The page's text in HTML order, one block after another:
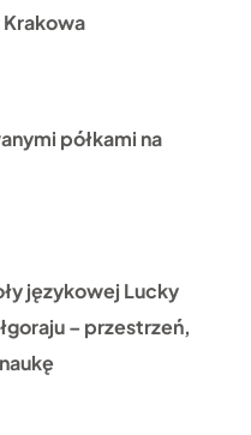
półkami na
językowej Lucky
– przestrzeń,